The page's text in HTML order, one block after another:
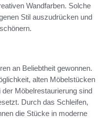
Wandfarben. Solche
Stil auszudrücken und
an Beliebtheit gewonnen.
alten Möbelstücken
Möbelrestaurierung sind
Durch das Schleifen,
die Stücke in moderne